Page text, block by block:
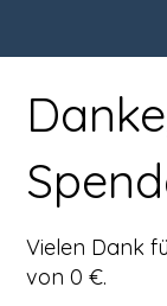
Vielen Dank
von 0 €.